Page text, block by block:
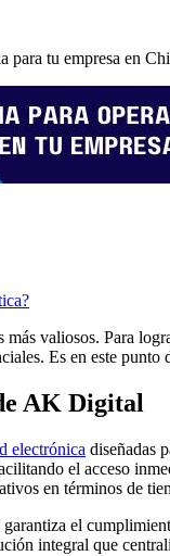
valiosos. Para
Es en este
AK Digital
electrónica diseñadas
el acceso
en términos de
el
integral que